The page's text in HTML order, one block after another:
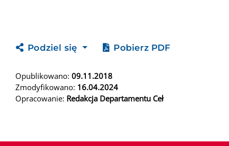
Podziel się Pobierz PDF
Opublikowano: 09.11.2018
Zmodyfikowano: 16.04.2024
Opracowanie: Redakcja Departamentu Ceł